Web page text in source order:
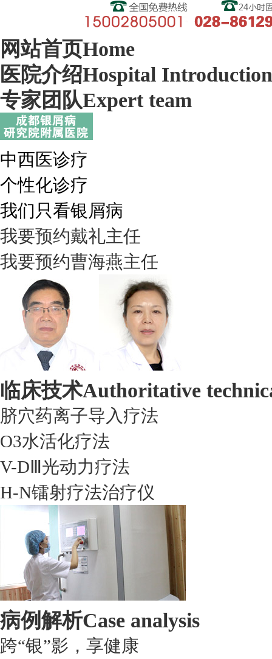
网站首页Home
医院介绍Hospital Introduction
专家团队Expert team
中西医诊疗
个性化诊疗
我们只看银屑病
我要预约戴礼主任
我要预约曹海燕主任
临床技术Authoritative
脐穴药离子导入疗法
O3水活化疗法
V-DⅢ光动力疗法
H-N镭射疗法治疗仪
病例解析Case analysis
跨“银”影，享健康